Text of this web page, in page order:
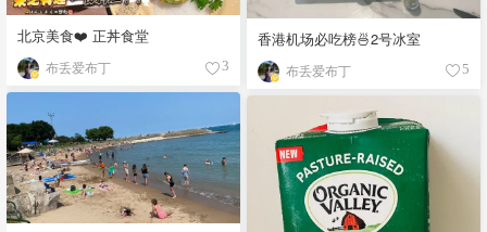
香港机场必吃榜🍜2号冰室
布丢爱布丁 5
北京美食❤️ 正丼食堂
布丢爱布丁 3